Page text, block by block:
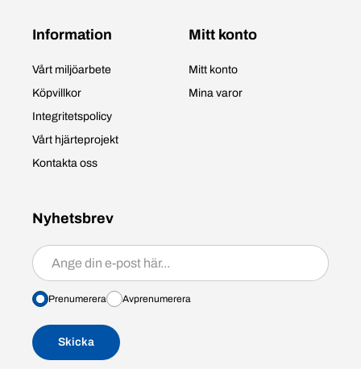
Information
Vårt miljöarbete
Köpvillkor
Integritetspolicy
Vårt hjärteprojekt
Kontakta oss
Mitt konto
Mitt konto
Mina varor
Nyhetsbrev
Prenumerera/avprenumerera
Prenumerera Avprenumerera
Skicka